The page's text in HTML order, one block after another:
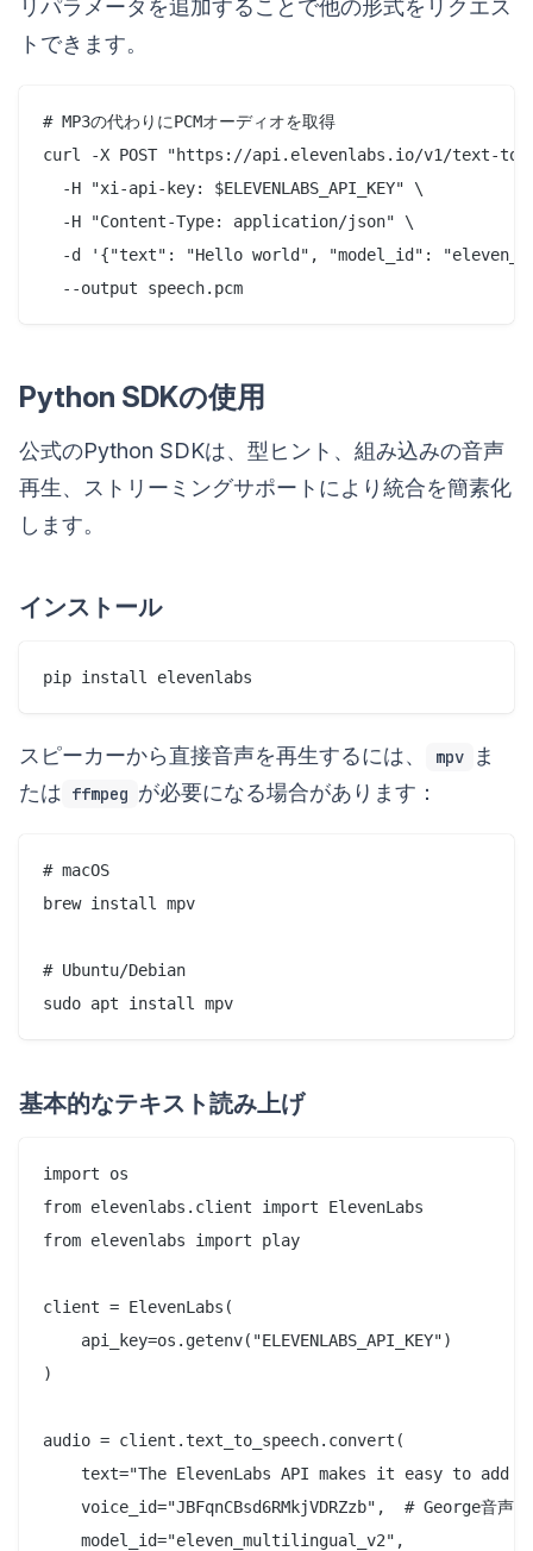
リパラメータを追加することで他の形式をリクエス
トできます。
# MP3の代わりにPCMオーディオを取得
curl -X POST "https://api.elevenlabs.io/v1/text-to-
  -H "xi-api-key: $ELEVENLABS_API_KEY" \
  -H "Content-Type: application/json" \
-d '{"text": "Hello world", "model_id":
Python SDKの使用
公式のPython SDKは、型ヒント、組み込みの音声
再生、ストリーミングサポートにより統合を簡素化
します。
インストール
スピーカーから直接音声を再生するには、 mpv
ま
たは ffmpeg が必要になる場合があります：
# macOS
brew install mpv
# Ubuntu/Debian
基本的なテキスト読み上げ
import os
from elevenlabs.client import ElevenLabs
from elevenlabs import play
client = ElevenLabs(
    api_key=os.getenv("ELEVENLABS_API_KEY")
)
audio = client.text_to_speech.convert(
text="The ElevenLabs API makes it easy to add
    voice_id="JBFqnCBsd6RMkjVDRZzb",  # George音声
    model_id="eleven_multilingual_v2",